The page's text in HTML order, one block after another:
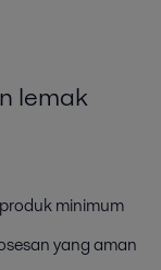
lemak
minimum
yang aman